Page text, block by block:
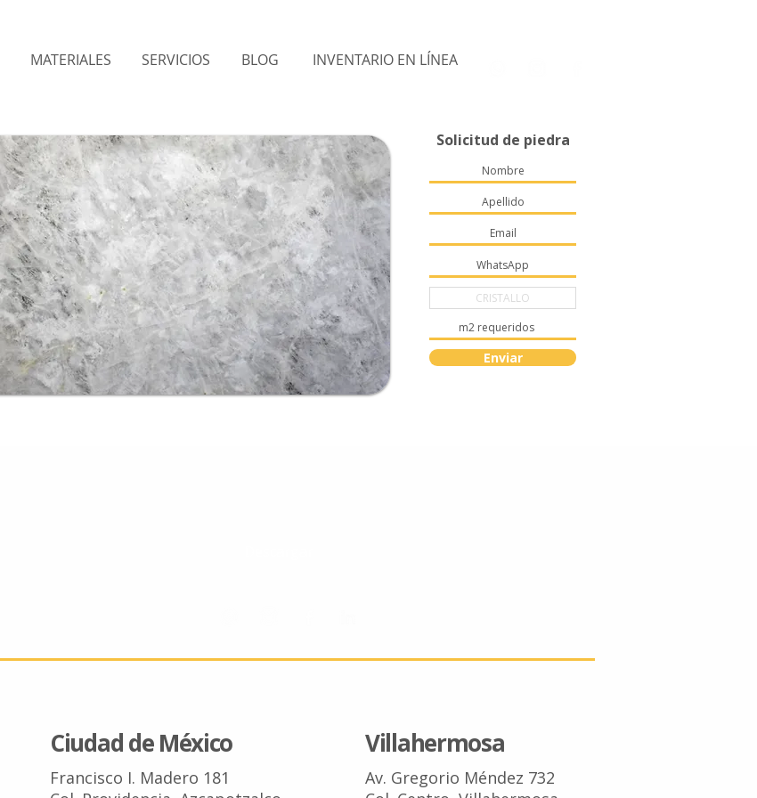
Solicitud de piedra
Enviar
MATERIALES SERVICIOS BLOG INVENTARIO EN LÍNEA
Ciudad de México
Francisco I. Madero 181
Villahermosa
Av. Gregorio Méndez 732